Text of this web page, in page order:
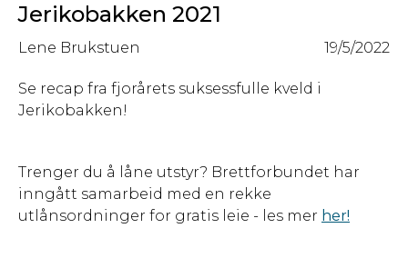
Jerikobakken 2021
19/5/2022
Lene Brukstuen
Se recap fra fjorårets suksessfulle kveld i
Jerikobakken!
Trenger du å låne utstyr? Brettforbundet har
inngått samarbeid med en rekke
utlånsordninger for gratis leie - les mer her!